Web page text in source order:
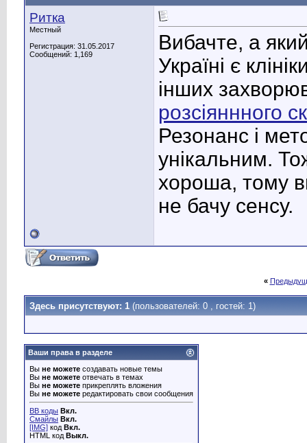
Ритка
Местный
Регистрация: 31.05.2017
Сообщений: 1,169
Вибачте, а
Україні є
інших
розсіяннного
Резонанс і
унікальним.
хороша, тому
не бачу сенсу.
«
Здесь присутствуют: 1 (пользователей: 0 , гостей: 1)
Ваши права в разделе
Вы не можете создавать новые темы
Вы не можете отвечать в темах
Вы не можете прикреплять вложения
Вы не можете редактировать свои сообщения
BB коды Вкл.
Смайлы Вкл.
[IMG] код Вкл.
HTML код Выкл.